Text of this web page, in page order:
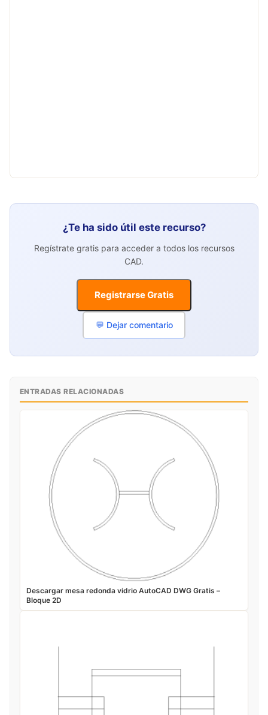
¿Te ha sido útil este recurso?
Regístrate gratis para acceder a todos los recursos
CAD.
Registrarse Gratis
💬 Dejar comentario
ENTRADAS RELACIONADAS
Descargar mesa redonda vidrio AutoCAD DWG Gratis –
Bloque 2D